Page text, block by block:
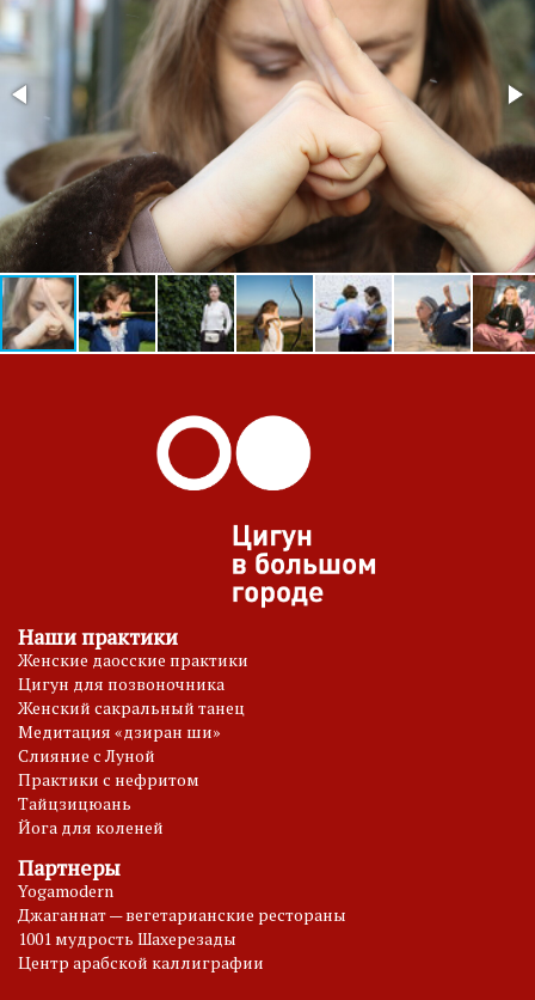
Наши практики
Женские даосские практики
Цигун для позвоночника
Женский сакральный танец
Медитация «дзиран ши»
Слияние с Луной
Практики с нефритом
Тайцзицюань
Йога для коленей
Партнеры
Yogamodern
Джаганнат — вегетарианские рестораны
1001 мудрость Шахерезады
Центр арабской каллиграфии